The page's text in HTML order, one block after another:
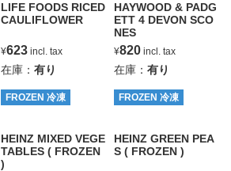
LIFE FOODS RICED
CAULIFLOWER
¥623incl. tax
在庫： 有り
FROZEN 冷凍
HAYWOOD & PADG
ETT 4 DEVON SCO
NES
¥820incl. tax
在庫： 有り
FROZEN 冷凍
HEINZ MIXED VEGE
TABLES ( FROZEN
)
HEINZ GREEN PEA
S ( FROZEN )